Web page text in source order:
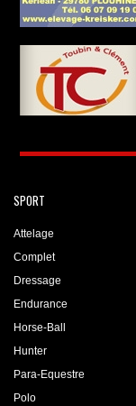
SPORT
Attelage
Complet
Dressage
Endurance
Horse-Ball
Hunter
Para-Equestre
Polo